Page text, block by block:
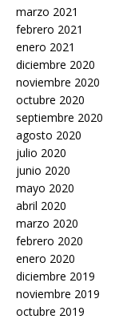
marzo 2021
febrero 2021
enero 2021
diciembre 2020
noviembre 2020
octubre 2020
septiembre 2020
agosto 2020
julio 2020
junio 2020
mayo 2020
abril 2020
marzo 2020
febrero 2020
enero 2020
diciembre 2019
noviembre 2019
octubre 2019